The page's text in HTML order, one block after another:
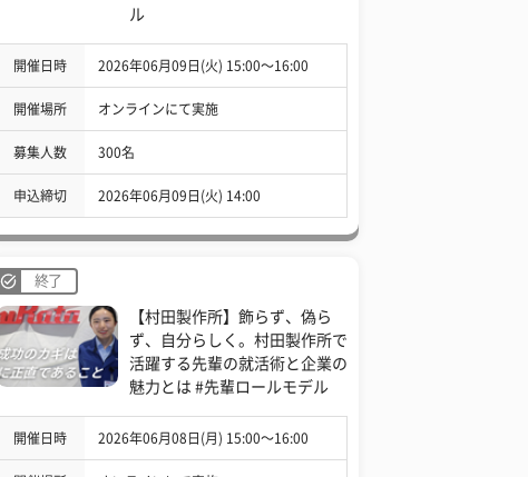
ル
開催日時 2026年06月09日(火) 15:00〜16:00
開催場所 オンラインにて実施
募集人数 300名
申込締切 2026年06月09日(火) 14:00
終了
【村田製作所】飾らず、偽ら
ず、自分らしく。村田製作所で
活躍する先輩の就活術と企業の
魅力とは #先輩ロールモデル
開催日時 2026年06月08日(月) 15:00〜16:00